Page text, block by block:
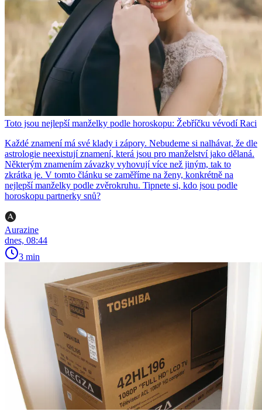
Toto jsou nejlepší manželky podle horoskopu: Žebříčku vévodí Raci
Každé znamení má své klady i zápory. Nebudeme si nalhávat, že dle
astrologie neexistují znamení, která jsou pro manželství jako dělaná.
Některým znamením závazky vyhovují více než jiným, tak to
zkrátka je. V tomto článku se zaměříme na ženy, konkrétně na
nejlepší manželky podle zvěrokruhu. Tipnete si, kdo jsou podle
horoskopu partnerky snů?
Aurazine
dnes, 08:44
3 min